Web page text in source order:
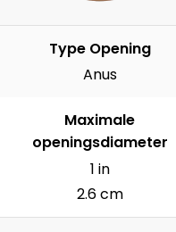
Type Opening
Anus
Maximale
openingsdiameter
1 in
2.6 cm